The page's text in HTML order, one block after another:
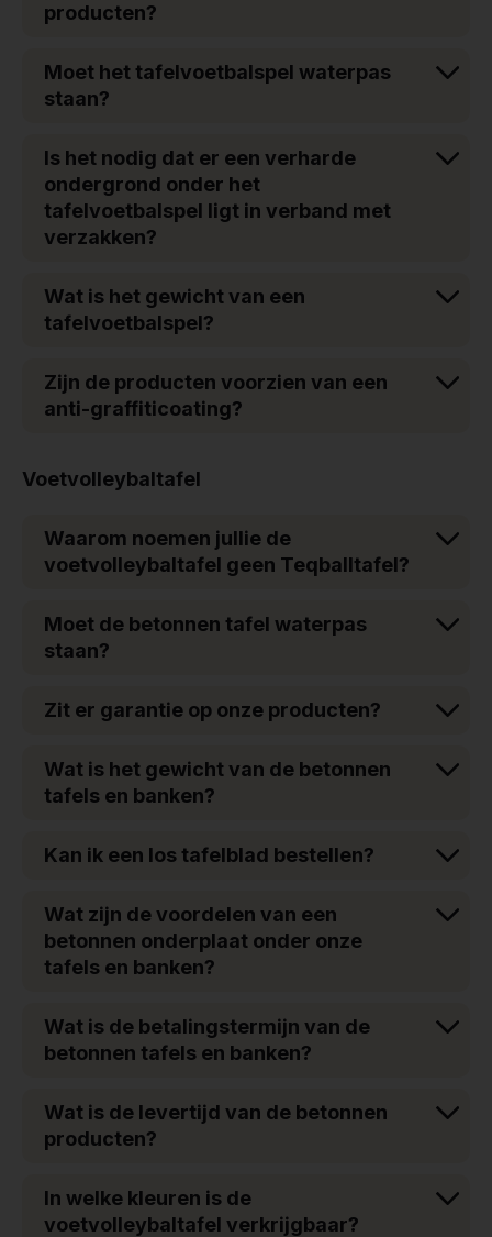
producten?
Moet het tafelvoetbalspel waterpas
staan?
Is het nodig dat er een verharde
ondergrond onder het
tafelvoetbalspel ligt in verband met
verzakken?
Wat is het gewicht van een
tafelvoetbalspel?
Zijn de producten voorzien van een
anti-graffiticoating?
Voetvolleybaltafel
Waarom noemen jullie de
voetvolleybaltafel geen Teqballtafel?
Moet de betonnen tafel waterpas
staan?
Zit er garantie op onze producten?
Wat is het gewicht van de betonnen
tafels en banken?
Kan ik een los tafelblad bestellen?
Wat zijn de voordelen van een
betonnen onderplaat onder onze
tafels en banken?
Wat is de betalingstermijn van de
betonnen tafels en banken?
Wat is de levertijd van de betonnen
producten?
In welke kleuren is de
voetvolleybaltafel verkrijgbaar?